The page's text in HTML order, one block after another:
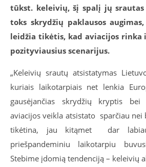
tūkst. keleivių, šį spalį jų
toks skrydžių paklausos
leidžia tikėtis, kad aviacijos rinka
pozityviausius scenarijus.
„Keleivių srautų atsistatymas
kuriais laikotarpiais net lenkia
gausėjančias skrydžių kryptis bei
aviacijos veikla atsistato sparčiau
tikėtina, jau kitąmet dar
priešpandeminiu laikotarpiu
Stebime įdomią tendenciją – keleivių